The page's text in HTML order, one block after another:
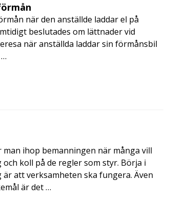
när den anställde laddar el på
beslutades om lättnader vid
när anställda laddar sin förmånsbil
ihop bemanningen när många vill
koll på de regler som styr. Börja i
att verksamheten ska fungera. Även
är det …